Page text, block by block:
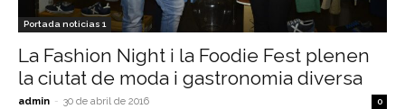
Portada noticias 1
La Fashion Night i la Foodie Fest plenen
la ciutat de moda i gastronomia diversa
admin - 30 de abril de 2016 0